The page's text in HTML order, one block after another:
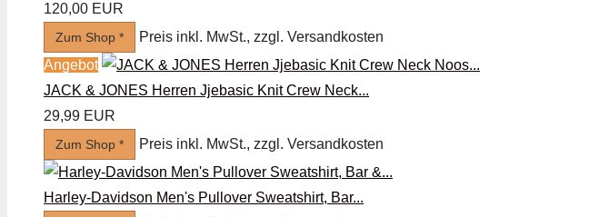
120,00 EUR
Zum Shop *
Preis inkl. MwSt., zzgl. Versandkosten
Angebot
JACK & JONES Herren Jjebasic Knit Crew Neck...
29,99 EUR
Zum Shop * Preis inkl. MwSt., zzgl. Versandkosten
Harley-Davidson Men's Pullover Sweatshirt, Bar...